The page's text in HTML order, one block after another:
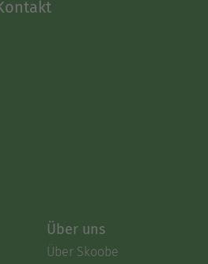
Über uns
Über Skoobe